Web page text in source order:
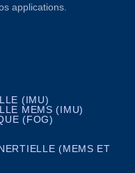
applications.
(IMU)
MEMS (IMU)
(FOG)
(MEMS ET